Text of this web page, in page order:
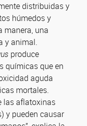
distribuidas y
húmedos y
manera, una
y animal.
produce
químicas que en
aguda
mortales.
las aflatoxinas
y pueden causar